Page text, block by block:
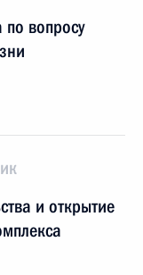
по вопросу
и открытие